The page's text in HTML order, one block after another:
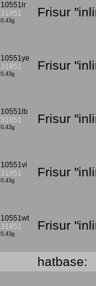
10551lr
31851
0,43g
Frisur
10551ye
31851
0,43g
Frisur
10551lb
31851
0,43g
Frisur
10551vi
31851
0,43g
Frisur
10551wt
31851
0,43g
Frisur
hatbase: